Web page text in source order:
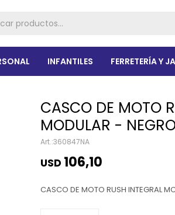
INFANTILES FERRETERÍA Y
CASCO DE MOTO
MODULAR -
360847NA
USD 106,10
CASCO DE MOTO RUSH INTEGRAL